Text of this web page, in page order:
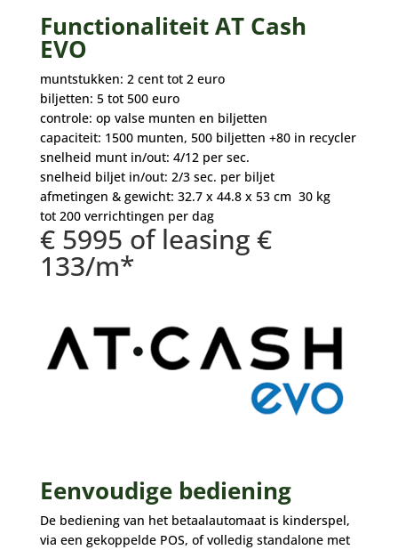
Functionaliteit AT Cash
EVO
muntstukken: 2 cent tot 2 euro
biljetten: 5 tot 500 euro
controle: op valse munten en biljetten
capaciteit: 1500 munten, 500 biljetten +80 in recycler
snelheid munt in/out: 4/12 per sec.
snelheid biljet in/out: 2/3 sec. per biljet
afmetingen & gewicht: 32.7 x 44.8 x 53 cm 30 kg
tot 200 verrichtingen per dag
€ 5995 of leasing €
133/m*
Eenvoudige bediening
De bediening van het betaalautomaat is kinderspel,
via een gekoppelde POS, of volledig standalone met